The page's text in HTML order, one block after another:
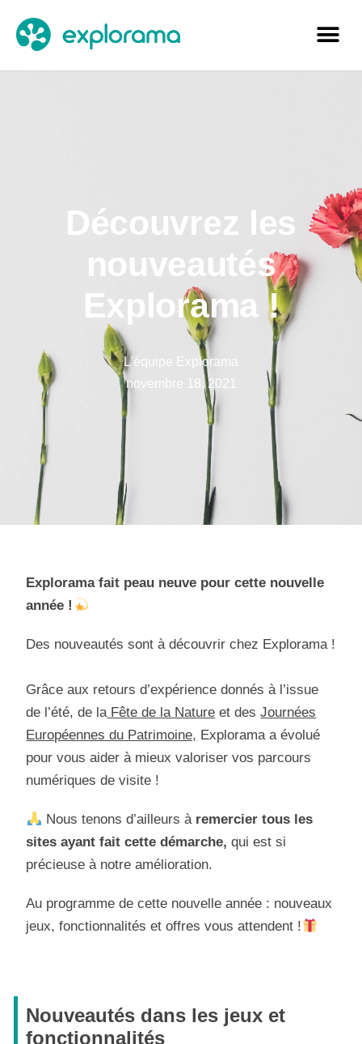
Découvrez les
nouveautés
Explorama !
L'équipe Explorama
novembre 18, 2021
Explorama fait peau neuve pour cette nouvelle
année !
Des nouveautés sont à découvrir chez Explorama !
Grâce aux retours d’expérience donnés à l’issue
de l’été, de laFête de la Nature et desJournées
Européennes du Patrimoine, Explorama a évolué
pour vous aider à mieux valoriser vos parcours
numériques de visite !
Nous tenons d’ailleurs à remercier tous les
sites ayant fait cette démarche, qui est si
précieuse à notre amélioration.
Au programme de cette nouvelle année : nouveaux
jeux, fonctionnalités et offres vous attendent !
Nouveautés dans les jeux et
fonctionnalités